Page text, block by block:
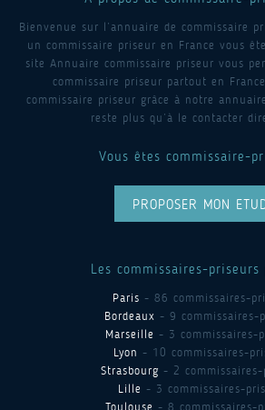
Bienvenue sur l’annuaire de commissaire
un commissaire priseur en France vous
site Annuaire commissaire priseur vous
commissaire priseur partout en
commissaire priseur grâce à notre
reste plus qu’à le contacter
Vous êtes commissaire-
PROPOSER MON
Les commissaires-priseurs
Paris - 86 commissaires-
Bordeaux - 9 commissaires-
Marseille - 3 commissaires-
Lyon - 10 commissaires-
Strasbourg - 2 commissaires-
Lille - 3 commissaires-
Toulouse - 8 commissaires-